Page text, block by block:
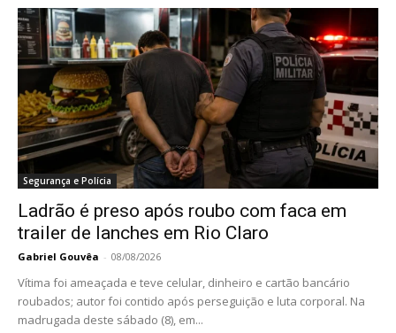
Segurança e Polícia
Ladrão é preso após roubo com faca em
trailer de lanches em Rio Claro
Gabriel Gouvêa - 08/08/2026
Vítima foi ameaçada e teve celular, dinheiro e cartão bancário
roubados; autor foi contido após perseguição e luta corporal. Na
madrugada deste sábado (8), em...